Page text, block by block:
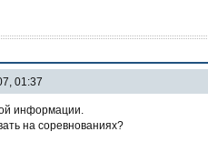
01:37
информации.
на соревнованиях?